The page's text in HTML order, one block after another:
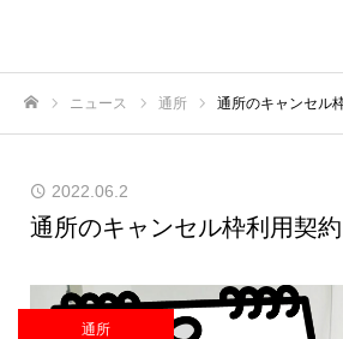
ニュース 通所 通所のキャンセル
2022.06.2
通所のキャンセル枠利用契
通所